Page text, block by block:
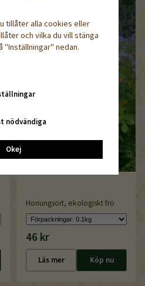
Honungsört, ekologiskt frö
46 kr
Läs mer Köp nu
tillåter alla cookies eller
och vilka du vill stänga
"Inställningar" nedan.
nödvändiga
Okej